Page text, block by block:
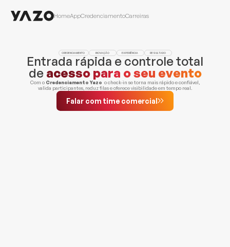
HomeAppCredenciamentoCarreiras
CREDENCIAMENTO INOVAÇÃO EXPERIÊNCIA RESULTADO
Entrada rápida e controle total
de acesso para o seu evento
Com o Credenciamento Yazo
  o check-in se torna mais rápido e confiável,
valida participantes, reduz filas e oferece visibilidade em tempo real.
Falar com time comercial